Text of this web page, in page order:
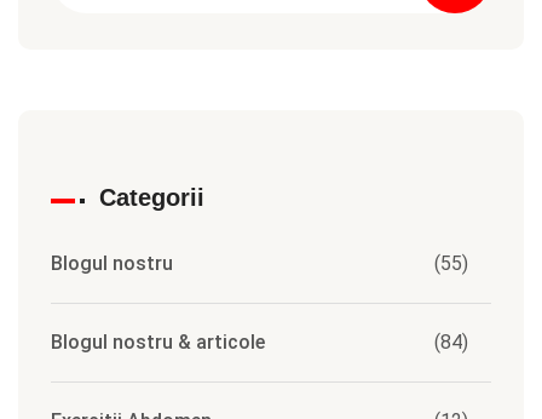
Categorii
Blogul nostru (55)
Blogul nostru & articole (84)